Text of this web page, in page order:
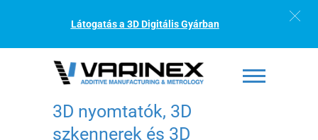
Látogatás a 3D Digitális Gyárban
3D nyomtatók, 3D
szkennerek és 3D